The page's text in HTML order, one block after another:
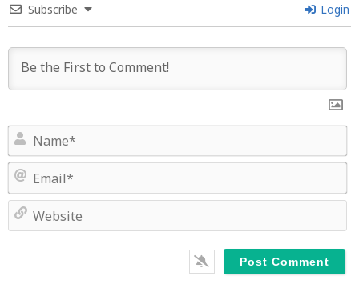
Subscribe Login